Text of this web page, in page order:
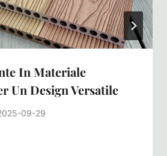
In Materiale
Un Design Versatile
09-29